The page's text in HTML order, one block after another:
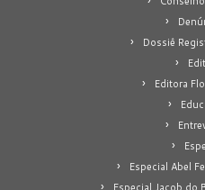
Dossiê
Editora
Especial Abel
Especial Jacob do